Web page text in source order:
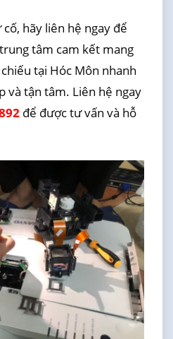
hãy liên hệ ngay để
tâm cam kết mang
tại Hóc Môn nhanh
và tận tâm. Liên hệ ngay
để được tư vấn và hỗ